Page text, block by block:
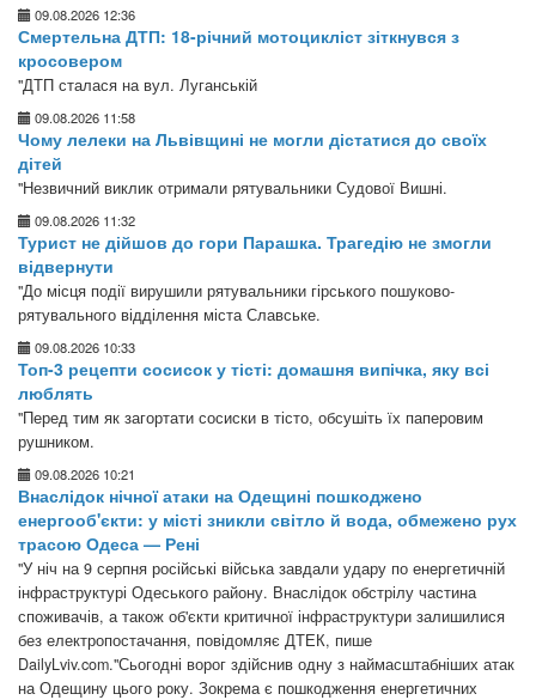
09.08.2026 12:36
Смертельна ДТП: 18-річний мотоцикліст зіткнувся з
кросовером
"ДТП сталася на вул. Луганській
09.08.2026 11:58
Чому лелеки на Львівщині не могли дістатися до своїх
дітей
"Незвичний виклик отримали рятувальники Судової Вишні.
09.08.2026 11:32
Турист не дійшов до гори Парашка. Трагедію не змогли
відвернути
"До місця події вирушили рятувальники гірського пошуково-
рятувального відділення міста Славське.
09.08.2026 10:33
Топ-3 рецепти сосисок у тісті: домашня випічка, яку всі
люблять
"Перед тим як загортати сосиски в тісто, обсушіть їх паперовим
рушником.
09.08.2026 10:21
Внаслідок нічної атаки на Одещині пошкоджено
енергооб'єкти: у місті зникли світло й вода, обмежено рух
трасою Одеса — Рені
"У ніч на 9 серпня російські війська завдали удару по енергетичній
інфраструктурі Одеського району. Внаслідок обстрілу частина
споживачів, а також об'єкти критичної інфраструктури залишилися
без електропостачання, повідомляє ДТЕК, пише
DailyLviv.com."Сьогодні ворог здійснив одну з наймасштабніших атак
на Одещину цього року. Зокрема є пошкодження енергетичних